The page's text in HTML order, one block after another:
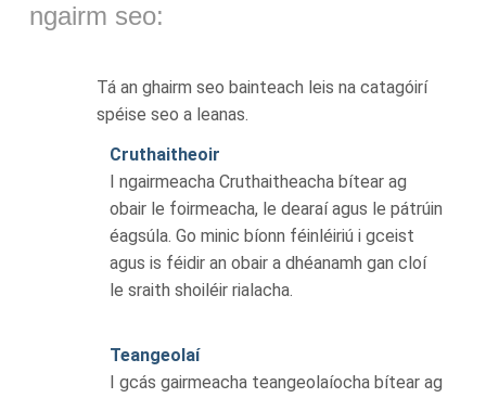
ngairm seo:
Tá an ghairm seo bainteach leis na catagóirí
spéise seo a leanas.
Cruthaitheoir
I ngairmeacha Cruthaitheacha bítear ag
obair le foirmeacha, le dearaí agus le pátrúin
éagsúla. Go minic bíonn féinléiriú i gceist
agus is féidir an obair a dhéanamh gan cloí
le sraith shoiléir rialacha.
Teangeolaí
I gcás gairmeacha teangeolaíocha bítear ag